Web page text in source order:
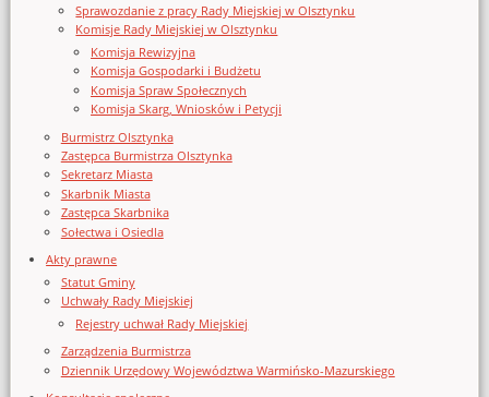
Sprawozdanie z pracy Rady Miejskiej w Olsztynku
Komisje Rady Miejskiej w Olsztynku
Komisja Rewizyjna
Komisja Gospodarki i Budżetu
Komisja Spraw Społecznych
Komisja Skarg, Wniosków i Petycji
Burmistrz Olsztynka
Zastępca Burmistrza Olsztynka
Sekretarz Miasta
Skarbnik Miasta
Zastępca Skarbnika
Sołectwa i Osiedla
Akty prawne
Statut Gminy
Uchwały Rady Miejskiej
Rejestry uchwał Rady Miejskiej
Zarządzenia Burmistrza
Dziennik Urzędowy Województwa Warmińsko-Mazurskiego